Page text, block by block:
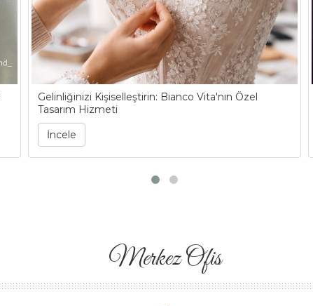
Gelinliğinizi Kişiselleştirin: Bianco Vita'nın Özel
Tasarım Hizmeti
İncele
Merkez Ofis